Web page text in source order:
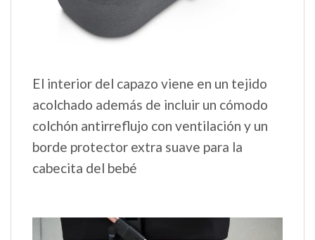
El interior del capazo viene en un tejido
acolchado además de incluir un cómodo
colchón antirreflujo con ventilación y un
borde protector extra suave para la
cabecita del bebé